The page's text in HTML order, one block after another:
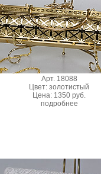
Арт. 18088
Цвет: золотистый
Цена: 1350 руб.
подробнее